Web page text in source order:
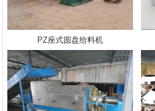
PZ座式圆盘给料机